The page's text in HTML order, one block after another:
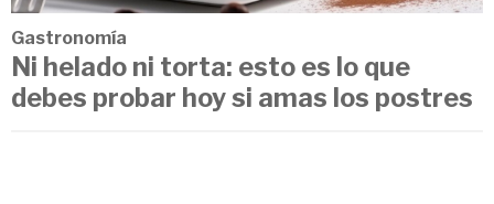
Gastronomía
Ni helado ni torta: esto es lo que
debes probar hoy si amas los postres